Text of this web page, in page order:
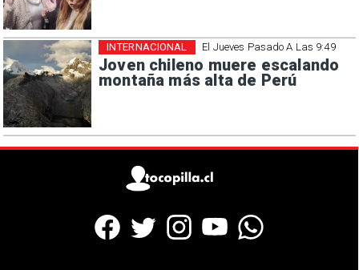
El Jueves Pasado A Las 9:49
Joven chileno muere escalando
montaña más alta de Perú
INTERNACIONAL